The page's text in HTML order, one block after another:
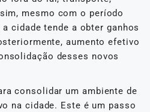
mesmo com o período
cidade tende a obter ganhos
aumento efetivo
desses novos
consolidar um ambiente de
na cidade. Este é um passo